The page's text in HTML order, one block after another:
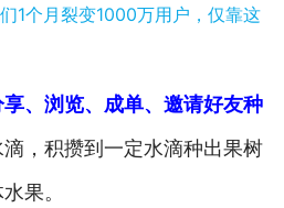
享、浏览、成单、邀请好友种
，积攒到一定水滴种出果树
果。